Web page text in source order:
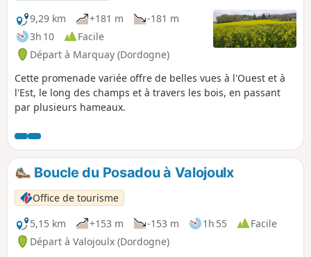
9,29 km
+181 m
-181 m
3h 10
Facile
Départ à Marquay (Dordogne)
Cette promenade variée offre de belles vues à l'Ouest et à
l'Est, le long des champs et à travers les bois, en passant
par plusieurs hameaux.
Boucle du Posadou à Valojoulx
Office de tourisme
5,15 km
+153 m -153 m 1h 55
Facile
Départ à Valojoulx (Dordogne)